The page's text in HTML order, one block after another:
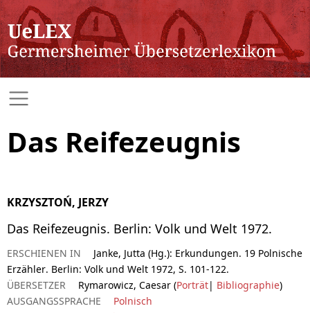
Das Reifezeugnis
KRZYSZTOŃ, JERZY
Das Reifezeugnis. Berlin: Volk und Welt 1972.
ERSCHIENEN IN
Janke, Jutta (Hg.): Erkundungen. 19 Polnische
Erzähler. Berlin: Volk und Welt 1972, S. 101-122.
ÜBERSETZER
Rymarowicz, Caesar (Porträt| Bibliographie)
AUSGANGSSPRACHE
Polnisch